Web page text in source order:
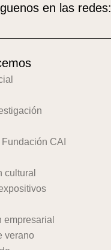
en las redes:
CAI
cultural
empresarial
verano